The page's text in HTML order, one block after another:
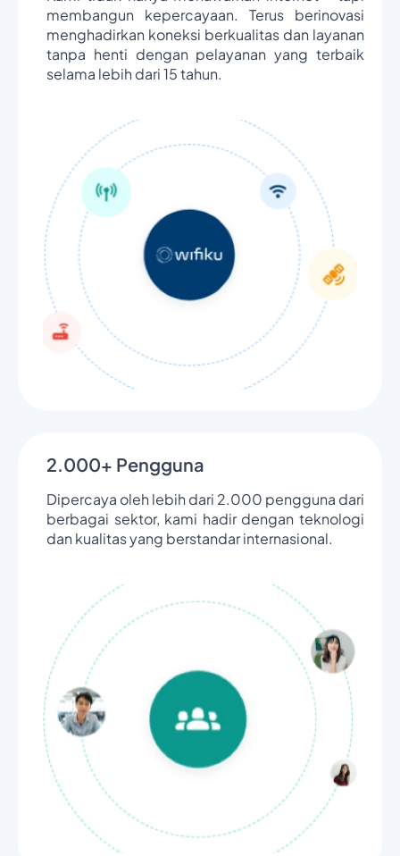
membangun kepercayaan. Terus berinovasi
menghadirkan koneksi berkualitas dan layanan
tanpa henti dengan pelayanan yang terbaik
selama lebih dari 15 tahun.
2.000+ Pengguna
Dipercaya oleh lebih dari 2.000 pengguna dari
berbagai sektor, kami hadir dengan teknologi
dan kualitas yang berstandar internasional.